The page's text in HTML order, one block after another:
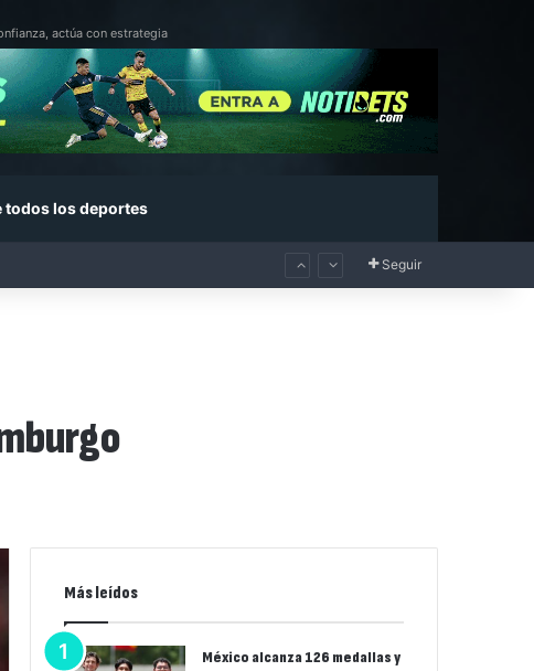
actúa con estrategia
todos los deportes
Seguir
Más leídos
México alcanza 126 medallas y